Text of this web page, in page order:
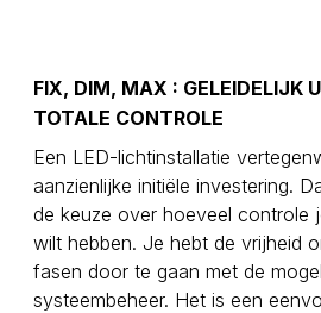
gelijkwaardig alternatief voor
ideale vervanging voor een
FIX, DIM, MAX : GELEIDELIJK
TOTALE CONTROLE
Een LED-lichtinstallatie
aanzienlijke initiële investering.
de keuze over hoeveel controle
wilt hebben. Je hebt de vrijheid
fasen door te gaan met de
systeembeheer. Het is een